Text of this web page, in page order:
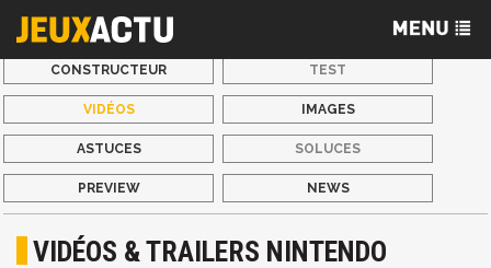
CONSTRUCTEUR TEST
VIDÉOS IMAGES
ASTUCES SOLUCES
PREVIEW NEWS
VIDÉOS & TRAILERS NINTENDO